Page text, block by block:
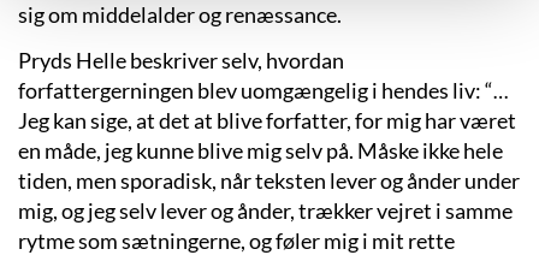
sig om middelalder og renæssance.
Pryds Helle beskriver selv, hvordan
forfattergerningen blev uomgængelig i hendes liv: “…
Jeg kan sige, at det at blive forfatter, for mig har været
en måde, jeg kunne blive mig selv på. Måske ikke hele
tiden, men sporadisk, når teksten lever og ånder under
mig, og jeg selv lever og ånder, trækker vejret i samme
rytme som sætningerne, og føler mig i mit rette